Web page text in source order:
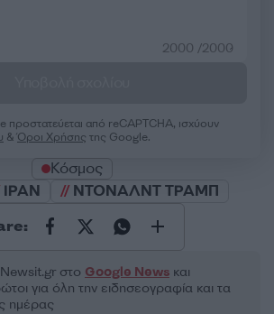
2000 /2000
προστατεύεται από reCAPTCHA, ισχύουν
&Όροι Χρήσης της Google.
Κόσμος
ΙΡΑΝ ΝΤΟΝΑΛΝΤ ΤΡΑΜΠ
στο Google News και
για όλη την ειδησεογραφία και τα
ημέρας